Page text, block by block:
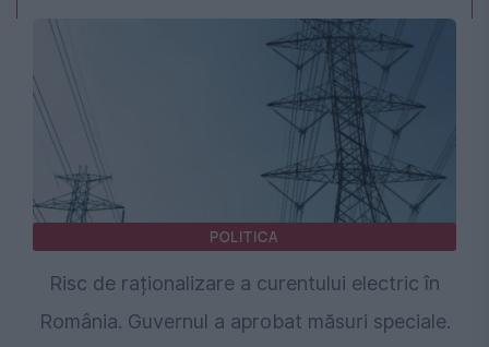
POLITICA
Risc de raționalizare a curentului electric în
România. Guvernul a aprobat măsuri speciale.